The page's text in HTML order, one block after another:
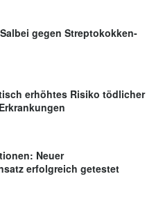
gegen Streptokokken-
erhöhtes Risiko tödlicher
Neuer
erfolgreich getestet